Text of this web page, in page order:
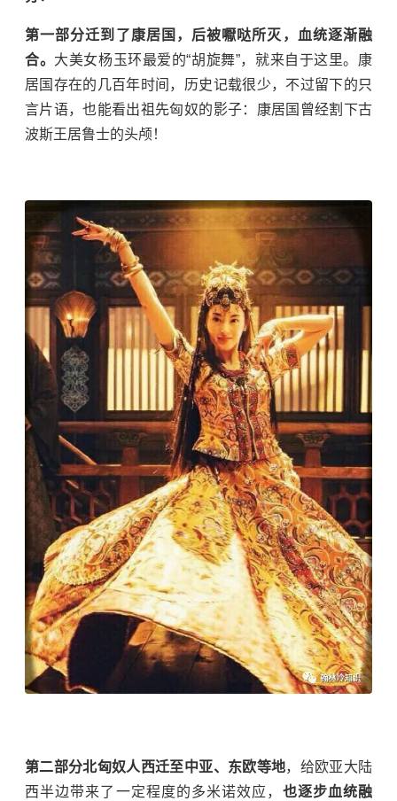
第一部分迁到了康居国，后被嚈哒所灭，血统逐渐融
合。 大美女杨玉环最爱的“胡旋舞”，就来自于这里。康
居国存在的几百年时间，历史记载很少，不过留下的只
言片语，也能看出祖先匈奴的影子：康居国曾经割下古
波斯王居鲁士的头颅！
第二部分北匈奴人西迁至中亚、东欧等地，给欧亚大陆
西半边带来了一定程度的多米诺效应， 也逐步血统融